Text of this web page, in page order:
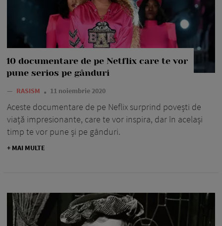
10 documentare de pe Netflix care te vor
pune serios pe gânduri
— RASISM 11 noiembrie 2020
Aceste documentare de pe Neflix surprind povești de
viață impresionante, care te vor inspira, dar în același
timp te vor pune și pe gânduri.
+ MAI MULTE